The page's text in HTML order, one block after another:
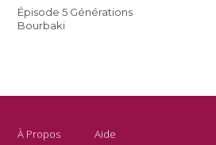
Épisode 5 Générations
Bourbaki
À Propos Aide